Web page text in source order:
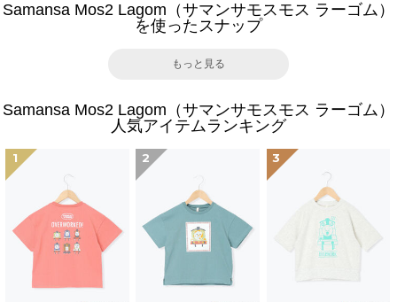
Samansa Mos2 Lagom（サマンサモスモス ラーゴム）
を使ったスナップ
もっと見る
Samansa Mos2 Lagom（サマンサモスモス ラーゴム）
人気アイテムランキング
1 2 3